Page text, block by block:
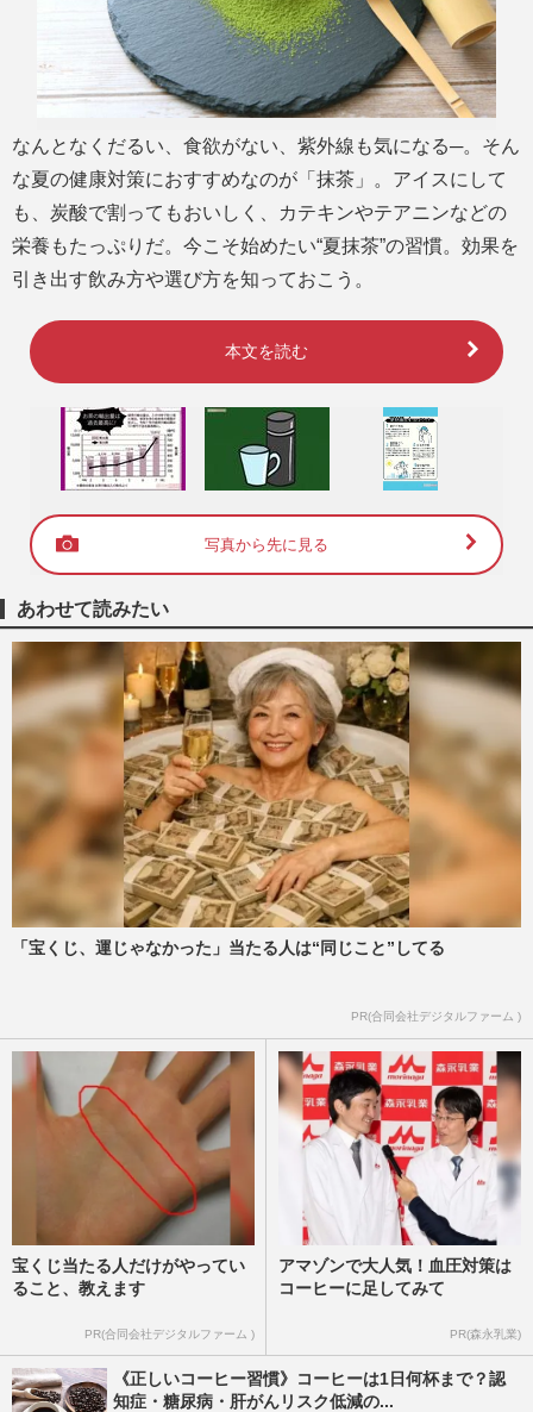
なんとなくだるい、食欲がない、紫外線も気になる─。そん
な夏の健康対策におすすめなのが「抹茶」。アイスにして
も、炭酸で割ってもおいしく、カテキンやテアニンなどの
栄養もたっぷりだ。今こそ始めたい“夏抹茶”の習慣。効果を
引き出す飲み方や選び方を知っておこう。
本文を読む
写真から先に見る
あわせて読みたい
「宝くじ、運じゃなかった」当たる人は“同じこと”してる
PR(合同会社デジタルファーム )
宝くじ当たる人だけがやってい
ること、教えます
PR(合同会社デジタルファーム )
アマゾンで大人気！血圧対策は
コーヒーに足してみて
PR(森永乳業)
《正しいコーヒー習慣》コーヒーは1日何杯まで？認
知症・糖尿病・肝がんリスク低減の...